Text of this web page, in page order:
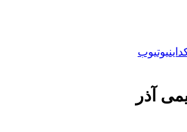
یوتیوب
آذر